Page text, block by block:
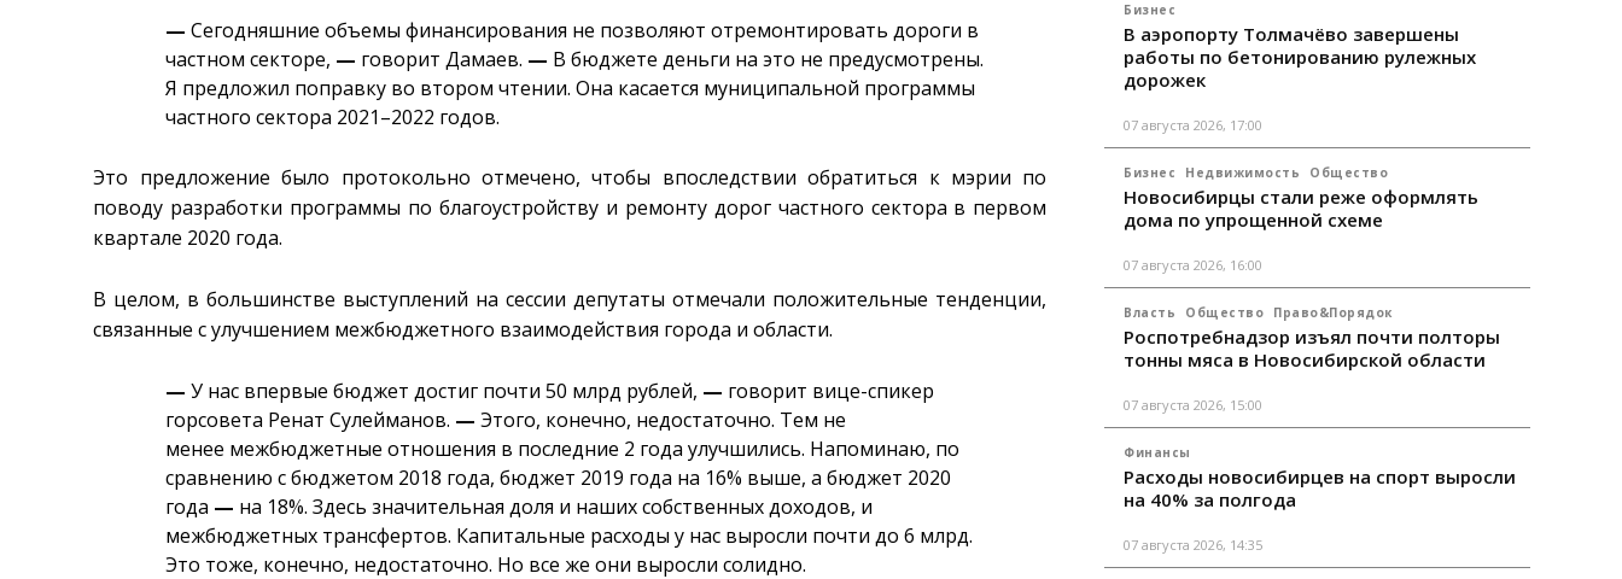
— Сегодняшние объемы финансирования не позволяют отремонтировать дороги в
частном секторе, — говорит Дамаев. — В бюджете деньги на это не предусмотрены.
Я предложил поправку во втором чтении. Она касается муниципальной программы
частного сектора 2021–2022 годов.
Это предложение было протокольно отмечено, чтобы впоследствии обратиться к мэрии по
поводу разработки программы по благоустройству и ремонту дорог частного сектора в первом
квартале 2020 года.
В целом, в большинстве выступлений на сессии депутаты отмечали положительные тенденции,
связанные с улучшением межбюджетного взаимодействия города и области.
— У нас впервые бюджет достиг почти 50 млрд рублей, — говорит вице-спикер
горсовета Ренат Сулейманов. — Этого, конечно, недостаточно. Тем не
менее межбюджетные отношения в последние 2 года улучшились. Напоминаю, по
сравнению с бюджетом 2018 года, бюджет 2019 года на 16% выше, а бюджет 2020
года — на 18%. Здесь значительная доля и наших собственных доходов, и
межбюджетных трансфертов. Капитальные расходы у нас выросли почти до 6 млрд.
Это тоже, конечно, недостаточно. Но все же они выросли солидно.
Бизнес
В аэропорту Толмачёво завершены
работы по бетонированию рулежных
дорожек
07 августа 2026, 17:00
Бизнес Недвижимость Общество
Новосибирцы стали реже оформлять
дома по упрощенной схеме
07 августа 2026, 16:00
Власть Общество Право&Порядок
Роспотребнадзор изъял почти полторы
тонны мяса в Новосибирской области
07 августа 2026, 15:00
Финансы
Расходы новосибирцев на спорт выросли
на 40% за полгода
07 августа 2026, 14:35